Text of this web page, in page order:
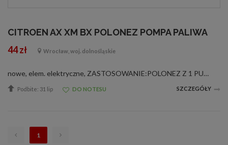
CITROEN AX XM BX POLONEZ POMPA PALIWA
44 zł Wrocław, woj. dolnośląskie
nowe, elem. elektryczne, ZASTOSOWANIE:POLONEZ Z 1 PUNKTOWYMWTRYSKIEM BOSCHCITROEN:NR. ORYGINAŁU:1450-91; 1455-08; 34 023 301; 96 007 671CITROEN AX (ZA-_) 10 50 PS 07.92-12.98CITROEN AX (ZA-_) 10 45 PS 07.86-12.98CITROEN AX (ZA-_) 11 60 PS 10.89-12.97CI...
Podbite: 31 lip DO NOTESU SZCZEGÓŁY
1